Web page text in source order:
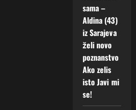
sama –
Aldina (43)
iz Sarajeva
želi novo
poznanstvo
Ako zelis
isto Javi mi
se!